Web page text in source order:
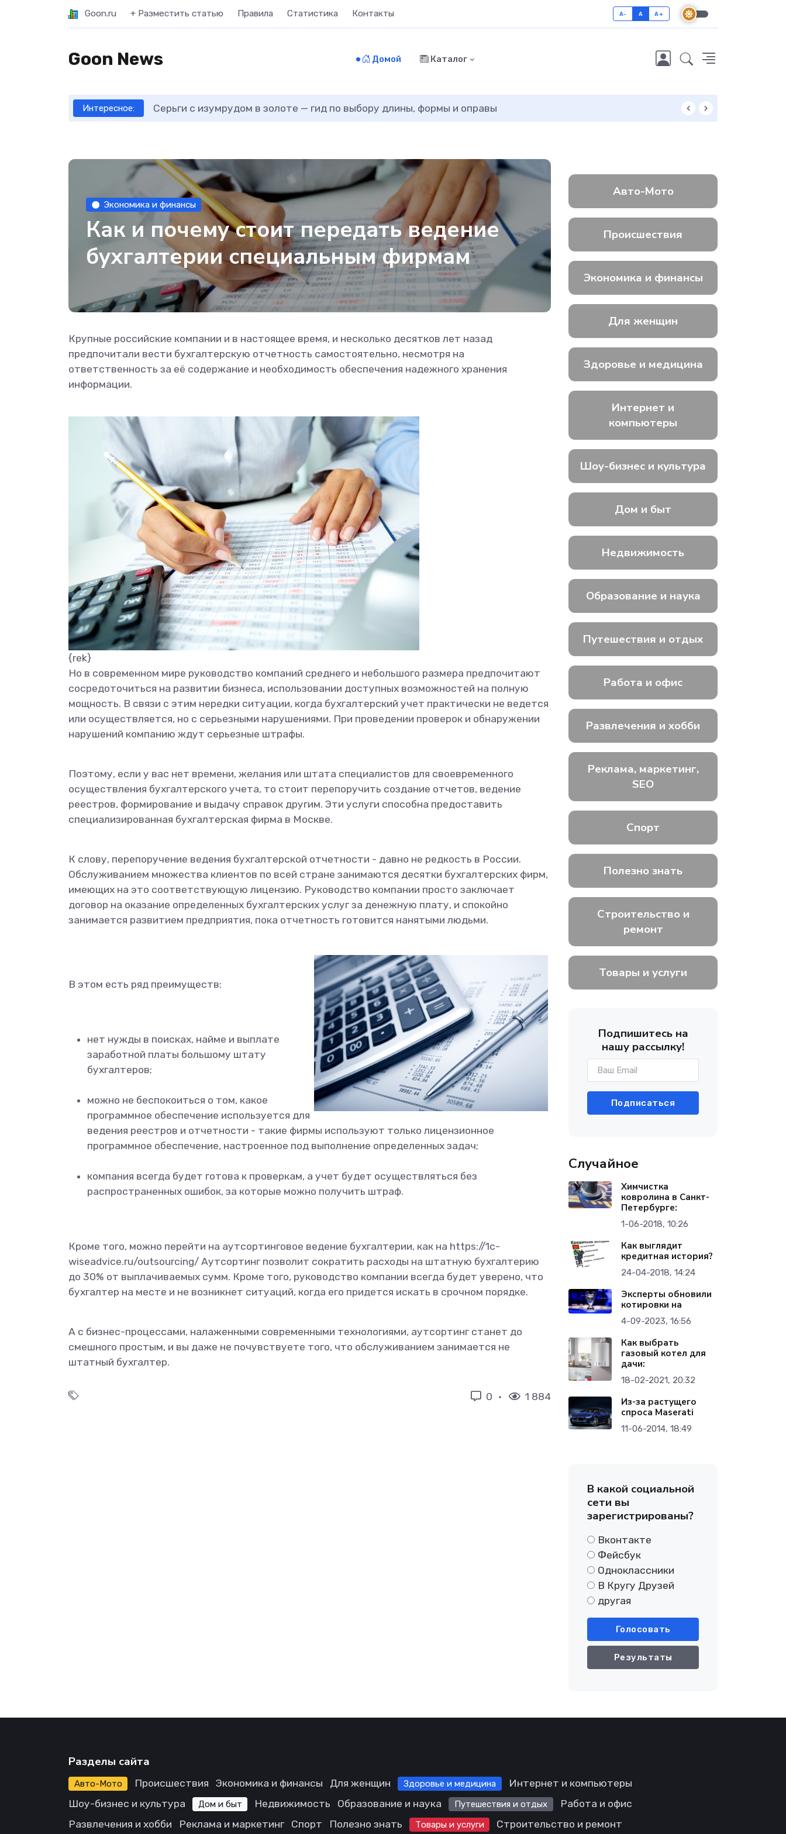
Goon.ru + Разместить статью Правила Статистика Контакты A- A A+
Goon News Домой Каталог
Интересное: Серьги с изумрудом в золоте — гид по выбору длины, формы и оправы
Экономика и финансы
Как и почему стоит передать ведение
бухгалтерии специальным фирмам
Крупные российские компании и в настоящее время, и несколько десятков лет назад
предпочитали вести бухгалтерскую отчетность самостоятельно, несмотря на
ответственность за её содержание и необходимость обеспечения надежного хранения
информации.
{rek}
Но в современном мире руководство компаний среднего и небольшого размера предпочитают
сосредоточиться на развитии бизнеса, использовании доступных возможностей на полную
мощность. В связи с этим нередки ситуации, когда бухгалтерский учет практически не ведется
или осуществляется, но с серьезными нарушениями. При проведении проверок и обнаружении
нарушений компанию ждут серьезные штрафы.
Поэтому, если у вас нет времени, желания или штата специалистов для своевременного
осуществления бухгалтерского учета, то стоит перепоручить создание отчетов, ведение
реестров, формирование и выдачу справок другим. Эти услуги способна предоставить
специализированная бухгалтерская фирма в Москве.
К слову, перепоручение ведения бухгалтерской отчетности - давно не редкость в России.
Обслуживанием множества клиентов по всей стране занимаются десятки бухгалтерских фирм,
имеющих на это соответствующую лицензию. Руководство компании просто заключает
договор на оказание определенных бухгалтерских услуг за денежную плату, и спокойно
занимается развитием предприятия, пока отчетность готовится нанятыми людьми.
В этом есть ряд преимуществ:
нет нужды в поисках, найме и выплате
заработной платы большому штату
бухгалтеров;
можно не беспокоиться о том, какое
программное обеспечение используется для
ведения реестров и отчетности - такие фирмы используют только лицензионное
программное обеспечение, настроенное под выполнение определенных задач;
компания всегда будет готова к проверкам, а учет будет осуществляться без
распространенных ошибок, за которые можно получить штраф.
Кроме того, можно перейти на аутсортинговое ведение бухгалтерии, как на https://1c-
wiseadvice.ru/outsourcing/ Аутсортинг позволит сократить расходы на штатную бухгалтерию
до 30% от выплачиваемых сумм. Кроме того, руководство компании всегда будет уверено, что
бухгалтер на месте и не возникнет ситуаций, когда его придется искать в срочном порядке.
А с бизнес-процессами, налаженными современными технологиями, аутсортинг станет до
смешного простым, и вы даже не почувствуете того, что обслуживанием занимается не
штатный бухгалтер.
0 1 884
Авто-Мото
Происшествия
Экономика и финансы
Для женщин
Здоровье и медицина
Интернет и
компьютеры
Шоу-бизнес и культура
Дом и быт
Недвижимость
Образование и наука
Путешествия и отдых
Работа и офис
Развлечения и хобби
Реклама, маркетинг,
SEO
Спорт
Полезно знать
Строительство и
ремонт
Товары и услуги
Подпишитесь на
нашу рассылку!
Подписаться
Случайное
Химчистка
ковролина в Санкт-
Петербурге:
1-06-2018, 10:26
Как выглядит
кредитная история?
24-04-2018, 14:24
Эксперты обновили
котировки на
4-09-2023, 16:56
Как выбрать
газовый котел для
дачи:
18-02-2021, 20:32
Из-за растущего
спроса Maserati
11-06-2014, 18:49
В какой социальной
сети вы
зарегистрированы?
Вконтакте
Фейсбук
Одноклассники
В Кругу Друзей
другая
Голосовать
Результаты
Разделы сайта
Авто-Мото Происшествия Экономика и финансы Для женщин Здоровье и медицина
Интернет и компьютеры
Шоу-бизнес и культура
Дом и быт Недвижимость Образование и наука Путешествия и отдых
Работа и офис
Развлечения и хобби
Реклама и маркетинг Спорт Полезно знать Товары и услуги Строительство и ремонт